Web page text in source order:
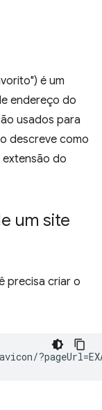
é um
endereço do
usados para
descreve como
extensão do
um site
precisa criar o